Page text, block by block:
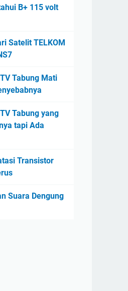
B+ 115 volt
Satelit TELKOM
Tabung Mati
Tabung yang
tapi Ada
Transistor
Suara Dengung